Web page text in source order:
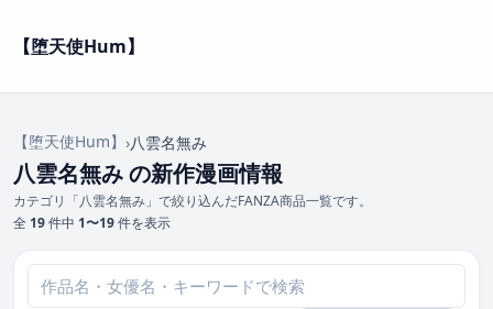
【堕天使Hum】
【堕天使Hum】 ›八雲名無み
八雲名無み の新作漫画情報
カテゴリ「八雲名無み」で絞り込んだFANZA商品一覧です。
全 19件中 1〜19件を表示